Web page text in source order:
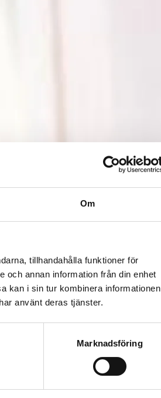
Om
tillhandahålla funktioner för
och annan information från din enhet
kan i sin tur kombinera informationen
använt deras tjänster.
Marknadsföring